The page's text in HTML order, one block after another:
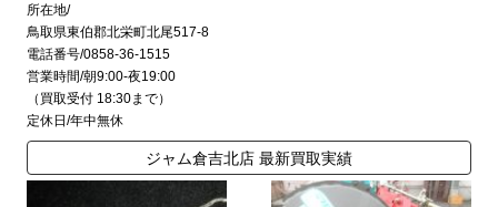
所在地/
鳥取県東伯郡北栄町北尾517-8
電話番号/0858-36-1515
営業時間/朝9:00-夜19:00
（買取受付 18:30まで）
定休日/年中無休
ジャム倉吉北店 最新買取実績